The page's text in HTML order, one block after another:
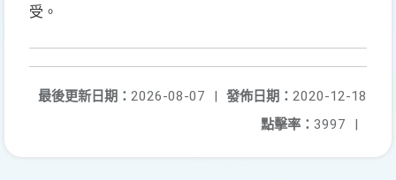
受。
發佈日期： 2020-12-18
最後更新日期： 2026-08-07
|
點擊率： 3997 |